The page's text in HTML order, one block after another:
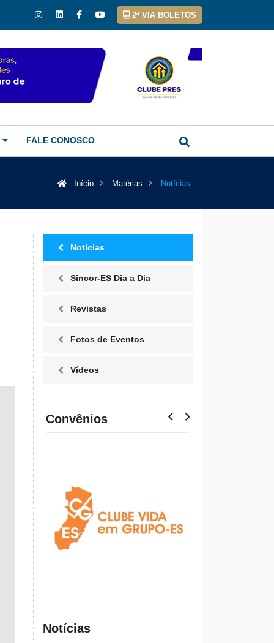
2ª VIA BOLETOS
FALE CONOSCO
Início Matérias Notícias
Notícias
Sincor-ES Dia a Dia
Revistas
Fotos de Eventos
Vídeos
Convênios
Notícias